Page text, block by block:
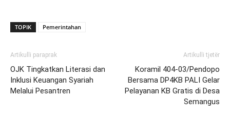
TOPIK Pemerintahan
Artikulli paraprak
OJK Tingkatkan Literasi dan
Inklusi Keuangan Syariah
Melalui Pesantren
Artikulli tjetër
Koramil 404-03/Pendopo
Bersama DP4KB PALI Gelar
Pelayanan KB Gratis di Desa
Semangus